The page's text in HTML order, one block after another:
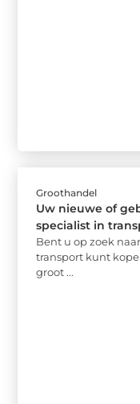
Groothandel
Uw nieuwe of
specialist in
Bent u op zoek
transport kunt
groot ...